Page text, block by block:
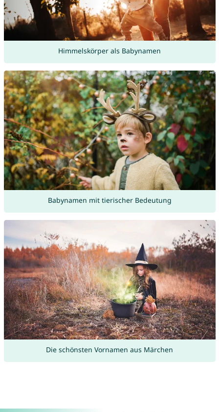
Himmelskörper als Babynamen
Babynamen mit tierischer Bedeutung
Die schönsten Vornamen aus Märchen